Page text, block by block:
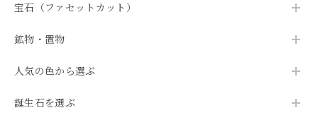
宝石（ファセットカット）
鉱物・置物
人気の色から選ぶ
誕生石を選ぶ